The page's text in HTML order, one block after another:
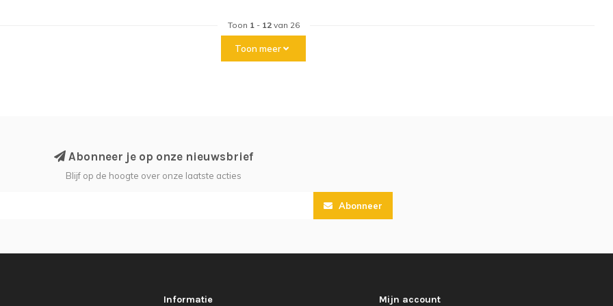
Toon 1- 12van 26
Toon meer
Abonneer je op onze nieuwsbrief
Blijf op de hoogte over onze laatste acties
Abonneer
Informatie Mijn account